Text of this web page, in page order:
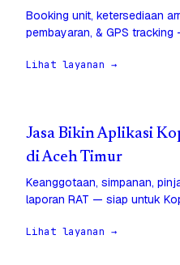
Booking unit, ketersediaan
pembayaran, & GPS
Lihat layanan →
Jasa Bikin Aplikasi
di Aceh Timur
Keanggotaan, simpanan,
laporan RAT — siap untuk
Lihat layanan →